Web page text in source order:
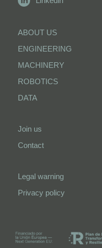
ABOUT US
ENGINEERING
MACHINERY
ROBOTICS
DATA
Join us
Contact
Legal warning
Privacy policy